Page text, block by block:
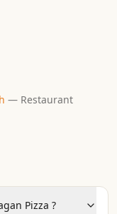
— Restaurant
Pizza ?